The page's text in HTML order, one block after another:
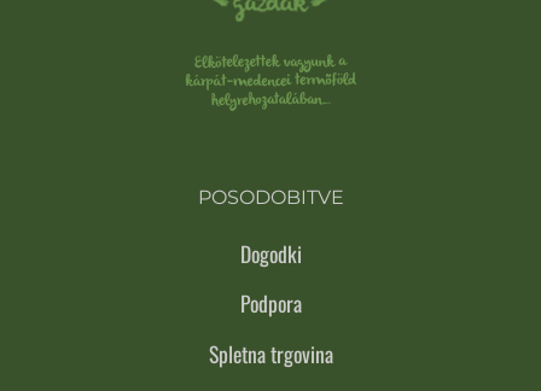
POSODOBITVE
Dogodki
Podpora
Spletna trgovina